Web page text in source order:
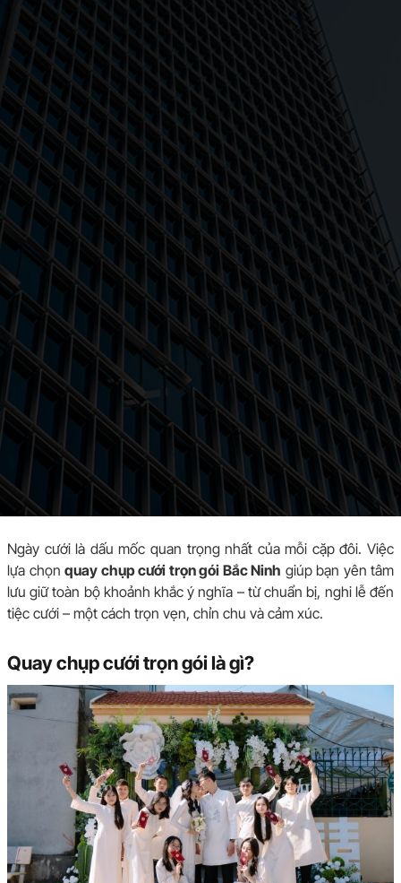
Ngày cưới là dấu mốc quan trọng nhất của mỗi cặp đôi. Việc
lựa chọn quay chụp cưới trọn gói Bắc Ninh giúp bạn yên tâm
lưu giữ toàn bộ khoảnh khắc ý nghĩa – từ chuẩn bị, nghi lễ đến
tiệc cưới – một cách trọn vẹn, chỉn chu và cảm xúc.
Quay chụp cưới trọn gói là gì?